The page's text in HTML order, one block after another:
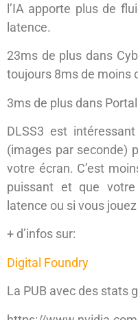
l’IA apporte plus de
latence.
23ms de plus dans
toujours 8ms de moins
3ms de plus dans
DLSS3 est
(images par seconde)
votre écran. C’est
puissant et que
latence ou si vous
+ d’infos sur:
Digital Foundry
La PUB avec des stats